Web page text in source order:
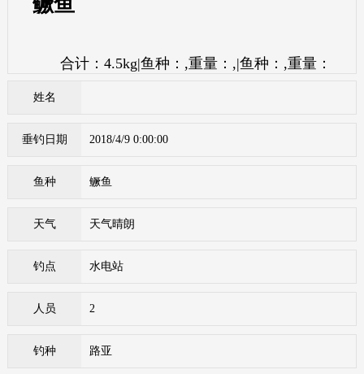
鳜鱼
合计：4.5kg|鱼种：,重量：,|鱼种：,重量：
姓名
垂钓日期 2018/4/9 0:00:00
鱼种 鳜鱼
天气 天气晴朗
钓点 水电站
人员 2
钓种 路亚